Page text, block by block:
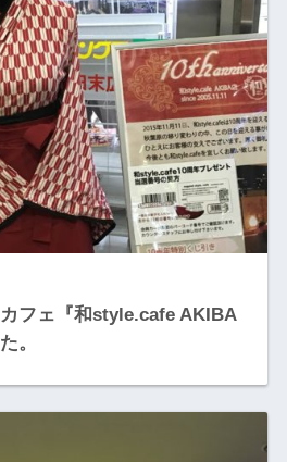
フェ『和style.cafe AKIBA
。